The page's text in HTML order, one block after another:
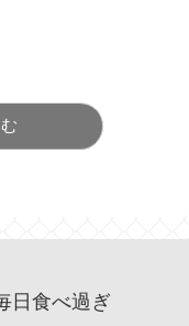
日食べ過ぎ